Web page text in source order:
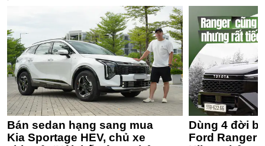
Bán sedan hạng sang mua
Kia Sportage HEV, chủ xe
Dùng 4 đời
Ford Ranger